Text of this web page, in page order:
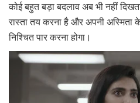
कोई बहुत बड़ा बदलाव अब भी नहीं
रास्ता तय करना है और अपनी अस्मिता
निश्चित पार करना होगा।